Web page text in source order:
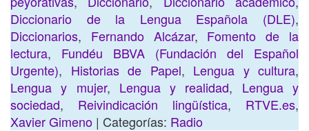
Diccionario de la Lengua Española (DLE),
Diccionarios, Fernando Alcázar, Fomento de la
lectura, Fundéu BBVA (Fundación del Español
Urgente), Historias de Papel, Lengua y cultura,
Lengua y mujer, Lengua y realidad, Lengua y
sociedad, Reivindicación lingüística, RTVE.es,
Xavier Gimeno | Categorías: Radio